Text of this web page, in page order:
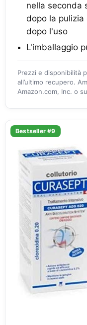
nella seconda
dopo la pulizia
dopo l'uso
L'imballaggio
Prezzi e disponibilità
all’ultimo recupero.
Amazon.com, Inc. o
Bestseller #9